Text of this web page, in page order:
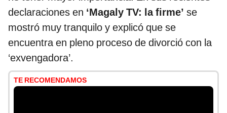
declaraciones en ‘Magaly TV: la firme’ se
mostró muy tranquilo y explicó que se
encuentra en pleno proceso de divorció con la
‘exvengadora’.
TE RECOMENDAMOS